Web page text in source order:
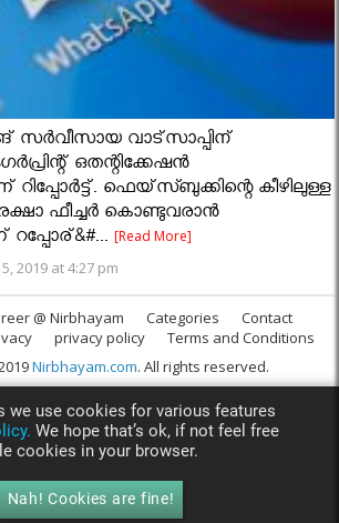
സര്‍വീസായ വാട്‌സാപ്പിന്
ഒതന്റിക്കേഷന്‍
റിപ്പോർട്ട്. ഫെയ്‌സ്ബുക്കിന്റെ കീഴിലുള്ള
ഫീച്ചര്‍ കൊണ്ടുവരാന്‍
റപ്പോര്&#...[Read More]
2019 at 4:27 pm
@ Nirbhayam Categories
Contact
privacy policy
Terms and Conditions
Nirbhayam.com. All rights reserved.
we use cookies for various features
We hope that’s ok, if not feel free
cookies in your browser.
Nah! Cookies are fine!